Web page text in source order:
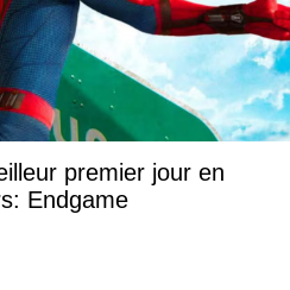
premier jour en
Endgame